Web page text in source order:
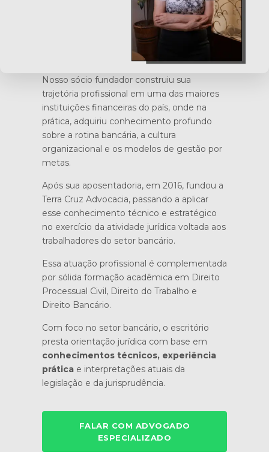
Nosso sócio fundador construiu sua
trajetória profissional em uma das maiores
instituições financeiras do país, onde na
prática, adquiriu conhecimento profundo
sobre a rotina bancária, a cultura
organizacional e os modelos de gestão por
metas.
Após sua aposentadoria, em 2016, fundou a
Terra Cruz Advocacia, passando a aplicar
esse conhecimento técnico e estratégico
no exercício da atividade jurídica voltada aos
trabalhadores do setor bancário.
Essa atuação profissional é complementada
por sólida formação acadêmica em Direito
Processual Civil, Direito do Trabalho e
Direito Bancário.
Com foco no setor bancário, o escritório
presta orientação jurídica com base em
conhecimentos técnicos, experiência
prática e interpretações atuais da
legislação e da jurisprudência.
FALAR COM ADVOGADO
ESPECIALIZADO